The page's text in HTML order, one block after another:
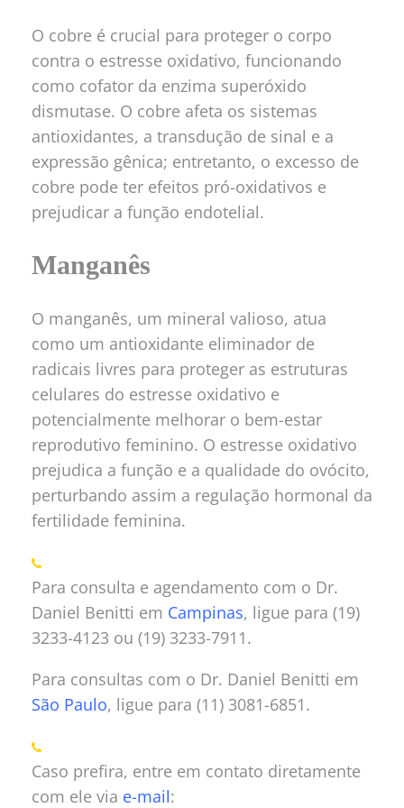
O cobre é crucial para proteger o corpo
contra o estresse oxidativo, funcionando
como cofator da enzima superóxido
dismutase. O cobre afeta os sistemas
antioxidantes, a transdução de sinal e a
expressão gênica; entretanto, o excesso de
cobre pode ter efeitos pró-oxidativos e
prejudicar a função endotelial.
Manganês
O manganês, um mineral valioso, atua
como um antioxidante eliminador de
radicais livres para proteger as estruturas
celulares do estresse oxidativo e
potencialmente melhorar o bem-estar
reprodutivo feminino. O estresse oxidativo
prejudica a função e a qualidade do ovócito,
perturbando assim a regulação hormonal da
fertilidade feminina.
Para consulta e agendamento com o Dr.
Daniel Benitti em Campinas, ligue para (19)
3233-4123 ou (19) 3233-7911.
Para consultas com o Dr. Daniel Benitti em
São Paulo, ligue para (11) 3081-6851.
Caso prefira, entre em contato diretamente
com ele via e-mail: